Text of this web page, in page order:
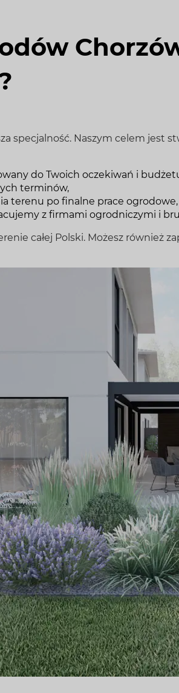
specjalność. Naszym celem jest
do Twoich oczekiwań i
terminów,
terenu po finalne prace ogrodowe,
z firmami ogrodniczymi i
całej Polski. Możesz również